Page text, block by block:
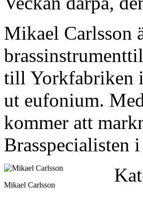
Mikael Carlsson
till Yorkfabriken
ut eufonium.
kommer att
Brasspecialisten
Mikael Carlsson